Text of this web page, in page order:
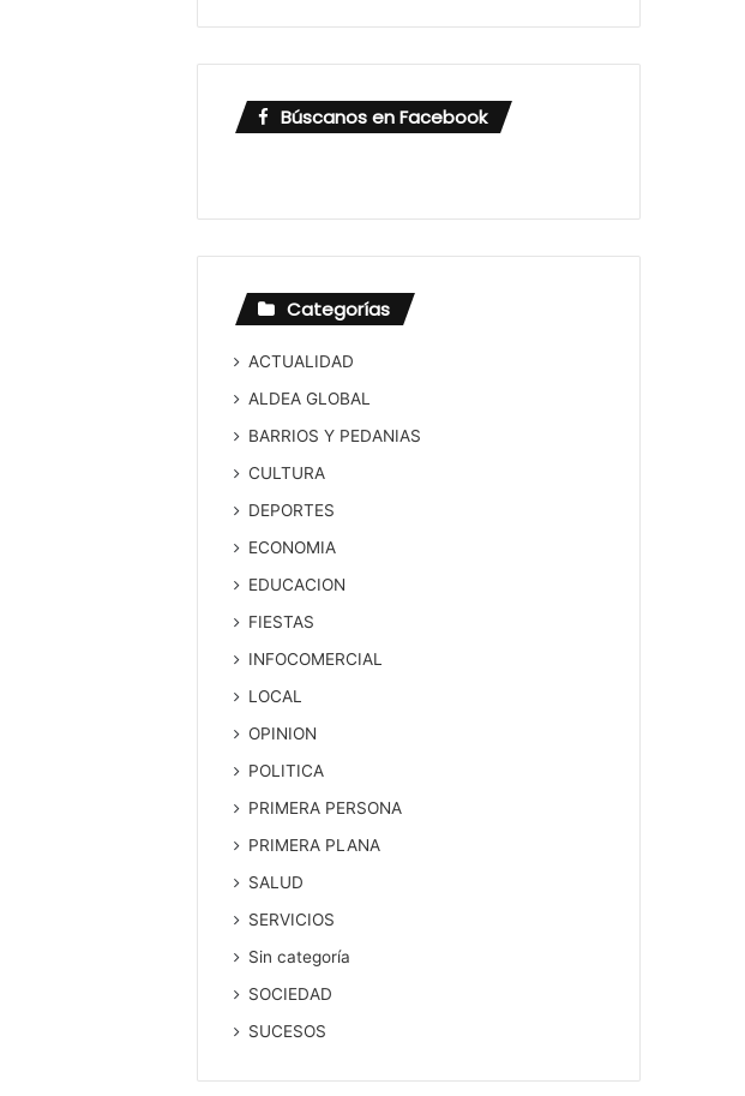
Búscanos en Facebook
Categorías
ACTUALIDAD
ALDEA GLOBAL
BARRIOS Y PEDANIAS
CULTURA
DEPORTES
ECONOMIA
EDUCACION
FIESTAS
INFOCOMERCIAL
LOCAL
OPINION
POLITICA
PRIMERA PERSONA
PRIMERA PLANA
SALUD
SERVICIOS
Sin categoría
SOCIEDAD
SUCESOS